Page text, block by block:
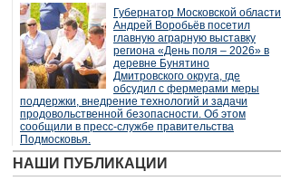
Губернатор Московской области
Андрей Воробьёв посетил
главную аграрную выставку
региона «День поля – 2026» в
деревне Бунятино
Дмитровского округа, где
обсудил с фермерами меры
поддержки, внедрение технологий и задачи
продовольственной безопасности. Об этом
сообщили в пресс-службе правительства
Подмосковья.
НАШИ ПУБЛИКАЦИИ